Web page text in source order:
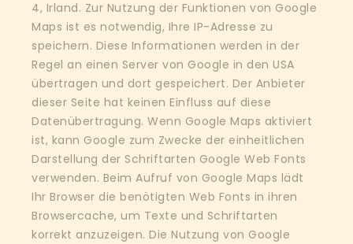
4, Irland. Zur Nutzung der Funktionen von Google
Maps ist es notwendig, Ihre IP-Adresse zu
speichern. Diese Informationen werden in der
Regel an einen Server von Google in den USA
übertragen und dort gespeichert. Der Anbieter
dieser Seite hat keinen Einfluss auf diese
Datenübertragung. Wenn Google Maps aktiviert
ist, kann Google zum Zwecke der einheitlichen
Darstellung der Schriftarten Google Web Fonts
verwenden. Beim Aufruf von Google Maps lädt
Ihr Browser die benötigten Web Fonts in ihren
Browsercache, um Texte und Schriftarten
korrekt anzuzeigen. Die Nutzung von Google